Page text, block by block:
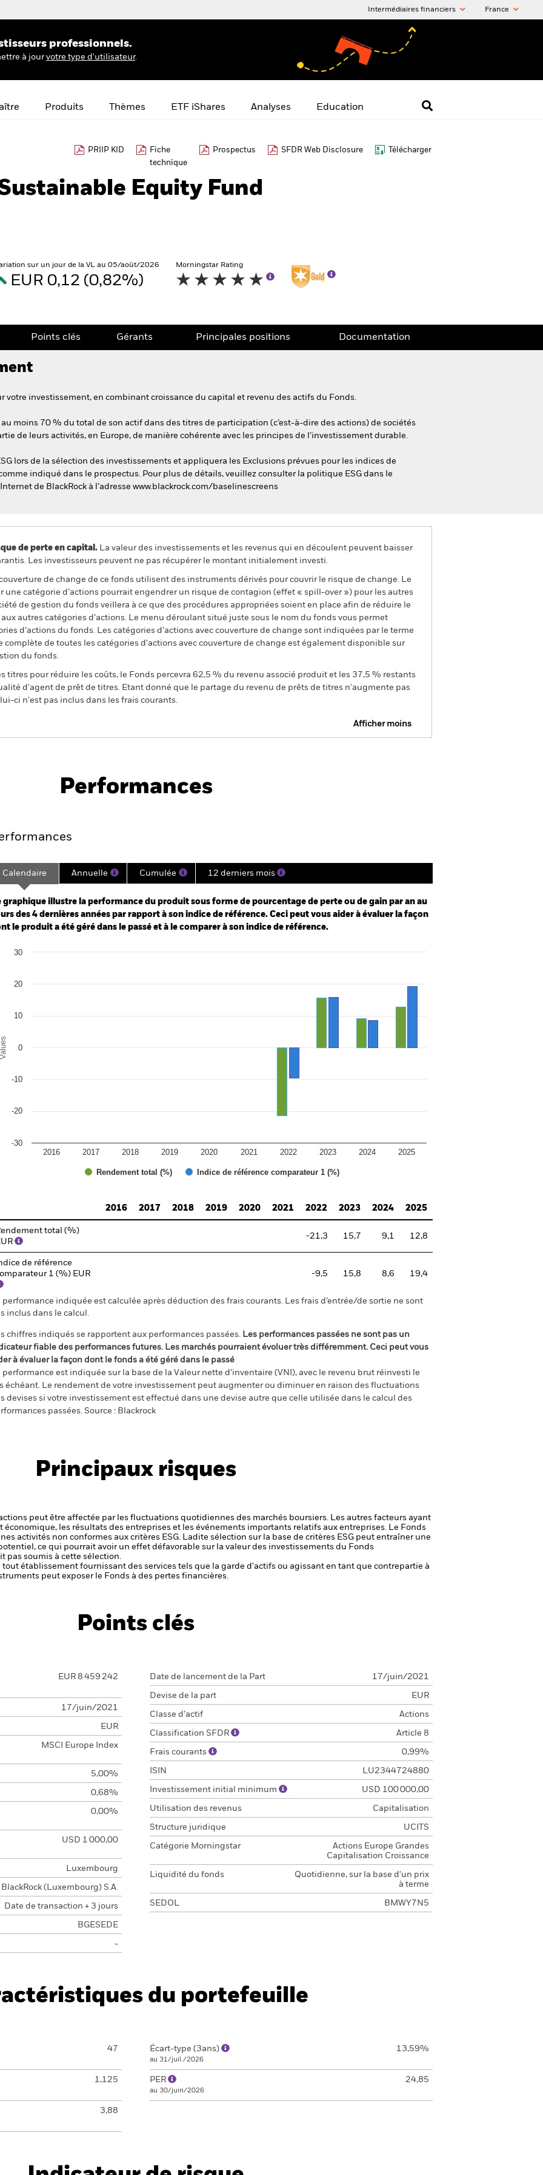
Intermédiaires financiers France
professionnels.
à jour votre type d'utilisateur.
Produits Thèmes ETF iShares Analyses Education
PRIIP KID
Fiche
technique
Prospectus SFDR Web Disclosure Télécharger
Equity Fund
sur un jour de la VL au 05/août/2026
EUR 0,12 (0,82%)
Morningstar Rating
Points clés Gérants Principales positions Documentation
votre investissement, en combinant croissance du capital et revenu des actifs du Fonds.
moins 70 % du total de son actif dans des titres de participation (c’est-à-dire des actions) de sociétés
de leurs activités, en Europe, de manière cohérente avec les principes de l’investissement durable.
lors de la sélection des investissements et appliquera les Exclusions prévues pour les indices de
indiqué dans le prospectus. Pour plus de détails, veuillez consulter la politique ESG dans le
de BlackRock à l’adresse www.blackrock.com/baselinescreens
de perte en capital. La valeur des investissements et les revenus qui en découlent peuvent baisser
Les investisseurs peuvent ne pas récupérer le montant initialement investi.
couverture de change de ce fonds utilisent des instruments dérivés pour couvrir le risque de change. Le
une catégorie d’actions pourrait engendrer un risque de contagion (effet « spill-over ») pour les autres
de gestion du fonds veillera à ce que des procédures appropriées soient en place afin de réduire le
autres catégories d’actions. Le menu déroulant situé juste sous le nom du fonds vous permet
d’actions du fonds. Les catégories d’actions avec couverture de change sont indiquées par le terme
de toutes les catégories d'actions avec couverture de change est également disponible sur
du fonds.
titres pour réduire les coûts, le Fonds percevra 62,5 % du revenu associé produit et les 37,5 % restants
d'agent de prêt de titres. Etant donné que le partage du revenu de prêts de titres n'augmente pas
ci n'est pas inclus dans les frais courants.
Afficher moins
Performances
2021-05-31 00:00:00 to 2026-07-31 00:00:00.
-50 to 100.
Calendaire Annuelle Cumulée 12 derniers mois
graphique illustre la performance du produit sous forme de pourcentage de perte ou de gain par an au
des 4 dernières années par rapport à son indice de référence. Ceci peut vous aider à évaluer la façon
le produit a été géré dans le passé et à le comparer à son indice de référence.
chart with 2 data series.
Values
Rendement total (%) Indice de référence comparateur 1 (%)
2016 2017 2018 2019 2020 2021 2022 2023 2024 2025
-30
-20
-10
0
10
20
30
2016
2017 2018 2019 2020 2021 2022 2023 2024 2025
total (%)
-21,3 15,7 9,1 12,8
de référence
1 (%) EUR
-9,5 15,8 8,6 19,4
performance indiquée est calculée après déduction des frais courants. Les frais d’entrée/de sortie ne sont
inclus dans le calcul.
chiffres indiqués se rapportent aux performances passées. Les performances passées ne sont pas un
fiable des performances futures. Les marchés pourraient évoluer très différemment. Ceci peut vous
à évaluer la façon dont le fonds a été géré dans le passé
performance est indiquée sur la base de la Valeur nette d’inventaire (VNI), avec le revenu brut réinvesti le
échéant. Le rendement de votre investissement peut augmenter ou diminuer en raison des fluctuations
devises si votre investissement est effectué dans une devise autre que celle utilisée dans le calcul des
passées. Source : Blackrock
Principaux risques
peut être affectée par les fluctuations quotidiennes des marchés boursiers. Les autres facteurs ayant
les résultats des entreprises et les événements importants relatifs aux entreprises. Le Fonds
activités non conformes aux critères ESG. Ladite sélection sur la base de critères ESG peut entraîner une
ce qui pourrait avoir un effet défavorable sur la valeur des investissements du Fonds
pas soumis à cette sélection.
établissement fournissant des services tels que la garde d'actifs ou agissant en tant que contrepartie à
peut exposer le Fonds à des pertes financières.
Points clés
EUR 8 459 242
17/juin/2021
EUR
MSCI Europe Index
5,00%
0,68%
0,00%
USD 1 000,00
Luxembourg
BlackRock (Luxembourg) S.A.
Date de transaction + 3 jours
BGESEDE
-
Date de lancement de la Part 17/juin/2021
Devise de la part EUR
Classe d’actif Actions
Classification SFDR Article 8
Frais courants 0,99%
ISIN LU2344724880
Investissement initial minimum USD 100 000,00
Utilisation des revenus Capitalisation
Structure juridique UCITS
Catégorie Morningstar
Actions Europe Grandes
Capitalisation Croissance
Liquidité du fonds
Quotidienne, sur la base d'un prix
à terme
SEDOL BMWY7N5
du portefeuille
47
1,125
3,88
Écart-type (3ans)
au 31/juil./2026
13,59%
PER
au 30/juin/2026
24,85